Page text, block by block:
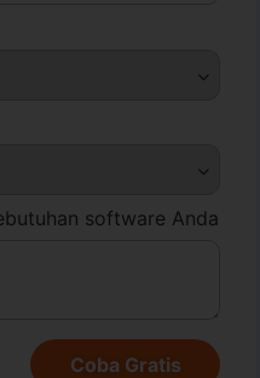
software Anda
Coba Gratis